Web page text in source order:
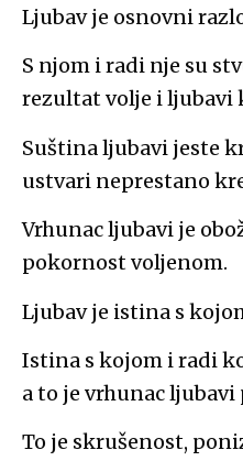
Ljubav je osnovni
S njom i radi nje su
rezultat volje i ljubavi
Suština ljubavi jeste
ustvari neprestano
Vrhunac ljubavi je
pokornost voljenom.
Ljubav je istina s
Istina s kojom i radi
a to je vrhunac ljubavi
To je skrušenost,